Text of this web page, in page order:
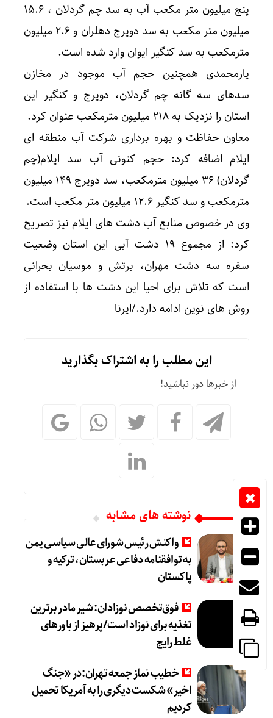
پنج میلیون متر مکعب آب به سد چم گردلان ، ۱۵.۶
میلیون متر مکعب به سد دویرج دهلران و ۲.۶ میلیون
مترمکعب به سد کنگیر ایوان وارد شده است.
یارمحمدی همچنین حجم آب موجود در مخازن
سدهای سه گانه چم گردلان، دویرج و کنگیر این
استان را نزدیک به ۲۱۸ میلیون مترمکعب عنوان کرد.
معاون حفاظت و بهره برداری شرکت آب منطقه ای
ایلام اضافه کرد: حجم کنونی آب سد ایلام(چم
گردلان) ۳۶ میلیون مترمکعب، سد دویرج ۱۴۹ میلیون
مترمکعب و سد کنگیر ۱۲.۶ میلیون متر مکعب است.
وی در خصوص منابع آب دشت های ایلام نیز تصریح
کرد: از مجموع ۱۹ دشت آبی این استان وضعیت
سفره سه دشت مهران، برتش و موسیان بحرانی
است که تلاش برای احیا این دشت ها با استفاده از
روش های نوین ادامه دارد./ایرنا
این مطلب را به اشتراک بگذارید
از خبرها دور نباشید!
نوشته های مشابه
واکنش رئیس شورای عالی سیاسی یمن
به توافقنامه دفاعی عربستان، ترکیه و
پاکستان
فوق‌تخصص نوزادان: شیر مادر برترین
تغذیه برای نوزاد است/پرهیز از باورهای
غلط رایج
خطیب نماز جمعه تهران:در «جنگ
اخیر» شکست دیگری را به آمریکا تحمیل
کردیم